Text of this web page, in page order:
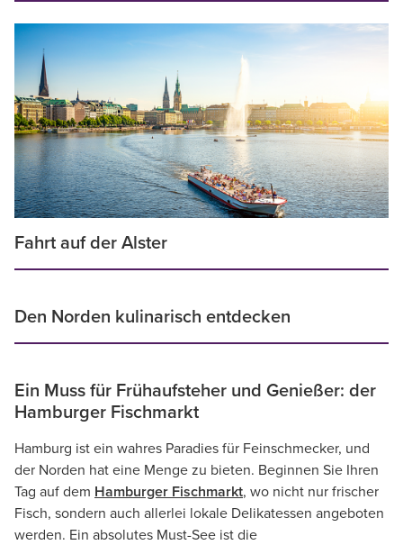
Fahrt auf der Alster
Den Norden kulinarisch entdecken
Ein Muss für Frühaufsteher und Genießer: der
Hamburger Fischmarkt
Hamburg ist ein wahres Paradies für Feinschmecker, und
der Norden hat eine Menge zu bieten. Beginnen Sie Ihren
Tag auf dem Hamburger Fischmarkt, wo nicht nur frischer
Fisch, sondern auch allerlei lokale Delikatessen angeboten
werden. Ein absolutes Must-See ist die